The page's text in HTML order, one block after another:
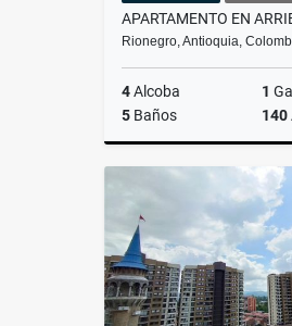
Rionegro, Antioquia,
4Alcoba 1
5 Baños 140